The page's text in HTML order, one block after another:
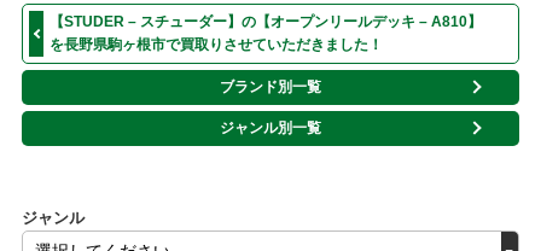
ジャンル
【STUDER – スチューダー】の【オープンリールデッキ – A810】
を長野県駒ヶ根市で買取りさせていただきました！
ブランド別一覧
ジャンル別一覧